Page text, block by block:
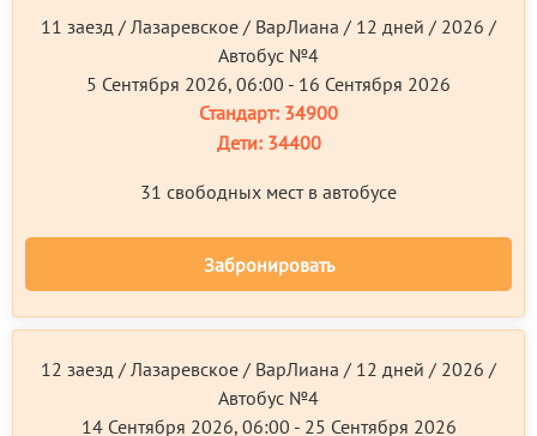
11 заезд / Лазаревское / ВарЛиана / 12 дней / 2026 /
Автобус №4
5 Сентября 2026, 06:00 - 16 Сентября 2026
Стандарт: 34900
Дети:34400
31 свободных мест в автобусе
Забронировать
12 заезд / Лазаревское / ВарЛиана / 12 дней / 2026 /
Автобус №4
14 Сентября 2026, 06:00 - 25 Сентября 2026